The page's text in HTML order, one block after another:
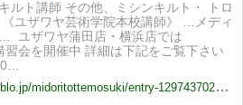
ルト講師 その他、ミシンキルト・ トロ
ユザワヤ芸術学院本校講師》 …メディ
ユザワヤ蒲田店・横浜店では
会を開催中 詳細は下記をご覧下さい
midoritottemosuki/entry-12974370242.html